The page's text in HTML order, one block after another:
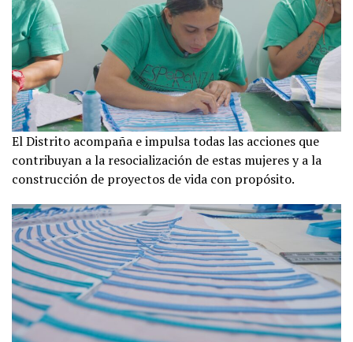
El Distrito acompaña e impulsa todas las acciones que
contribuyan a la resocialización de estas mujeres y a la
construcción de proyectos de vida con propósito.